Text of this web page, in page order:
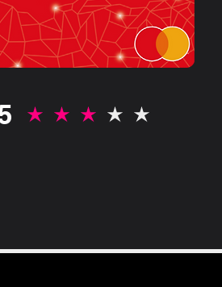
la valutazione media è 3 su 5